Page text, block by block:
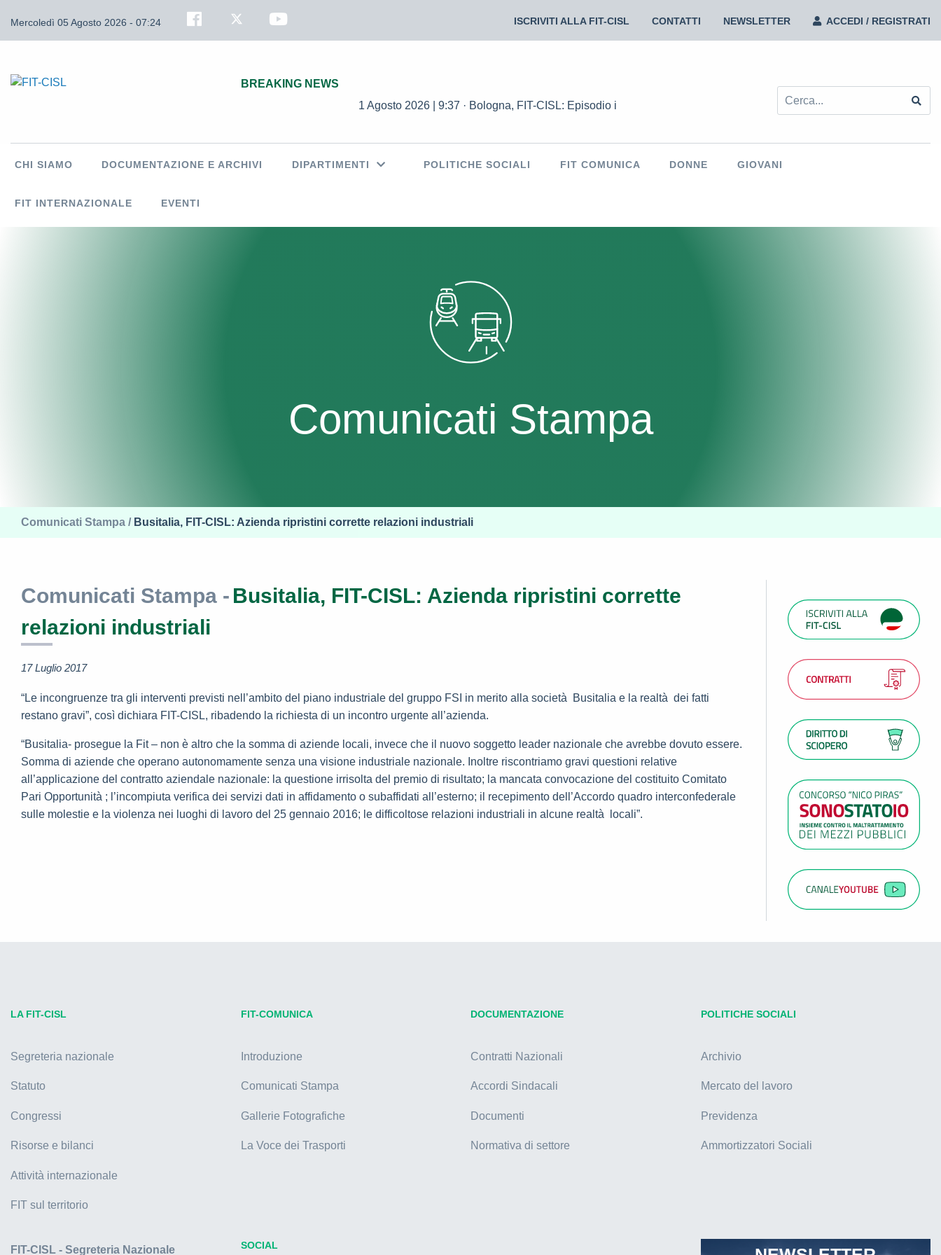
Mercoledì 05 Agosto 2026 - 07:24 ISCRIVITI ALLA FIT-CISL CONTATTI NEWSLETTER ACCEDI / REGISTRATI
BREAKING NEWS
1 Agosto 2026 | 9:37 · Bologna, FIT-CISL: Episodio intollerabile, vicini ai lavoratori aggrediti
31 Luglio
CHI SIAMO DOCUMENTAZIONE E ARCHIVI DIPARTIMENTI POLITICHE SOCIALI FIT COMUNICA DONNE GIOVANI
FIT INTERNAZIONALE EVENTI
Comunicati Stampa
Comunicati Stampa /Busitalia, FIT-CISL: Azienda ripristini corrette relazioni industriali
Comunicati Stampa - Busitalia, FIT-CISL: Azienda ripristini corrette
relazioni industriali
17 Luglio 2017
“Le incongruenze tra gli interventi previsti nell’ambito del piano industriale del gruppo FSI in merito alla società Busitalia e la realtà dei fatti
restano gravi”, così dichiara FIT-CISL, ribadendo la richiesta di un incontro urgente all’azienda.
“Busitalia- prosegue la Fit – non è altro che la somma di aziende locali, invece che il nuovo soggetto leader nazionale che avrebbe dovuto essere.
Somma di aziende che operano autonomamente senza una visione industriale nazionale. Inoltre riscontriamo gravi questioni relative
all’applicazione del contratto aziendale nazionale: la questione irrisolta del premio di risultato; la mancata convocazione del costituito Comitato
Pari Opportunità ; l’incompiuta verifica dei servizi dati in affidamento o subaffidati all’esterno; il recepimento dell’Accordo quadro interconfederale
sulle molestie e la violenza nei luoghi di lavoro del 25 gennaio 2016; le difficoltose relazioni industriali in alcune realtà locali”.
LA FIT-CISL
Segreteria nazionale
Statuto
Congressi
Risorse e bilanci
Attività internazionale
FIT sul territorio
FIT-CISL - Segreteria Nazionale
FIT-COMUNICA
Introduzione
Comunicati Stampa
Gallerie Fotografiche
La Voce dei Trasporti
SOCIAL
DOCUMENTAZIONE
Contratti Nazionali
Accordi Sindacali
Documenti
Normativa di settore
POLITICHE SOCIALI
Archivio
Mercato del lavoro
Previdenza
Ammortizzatori Sociali